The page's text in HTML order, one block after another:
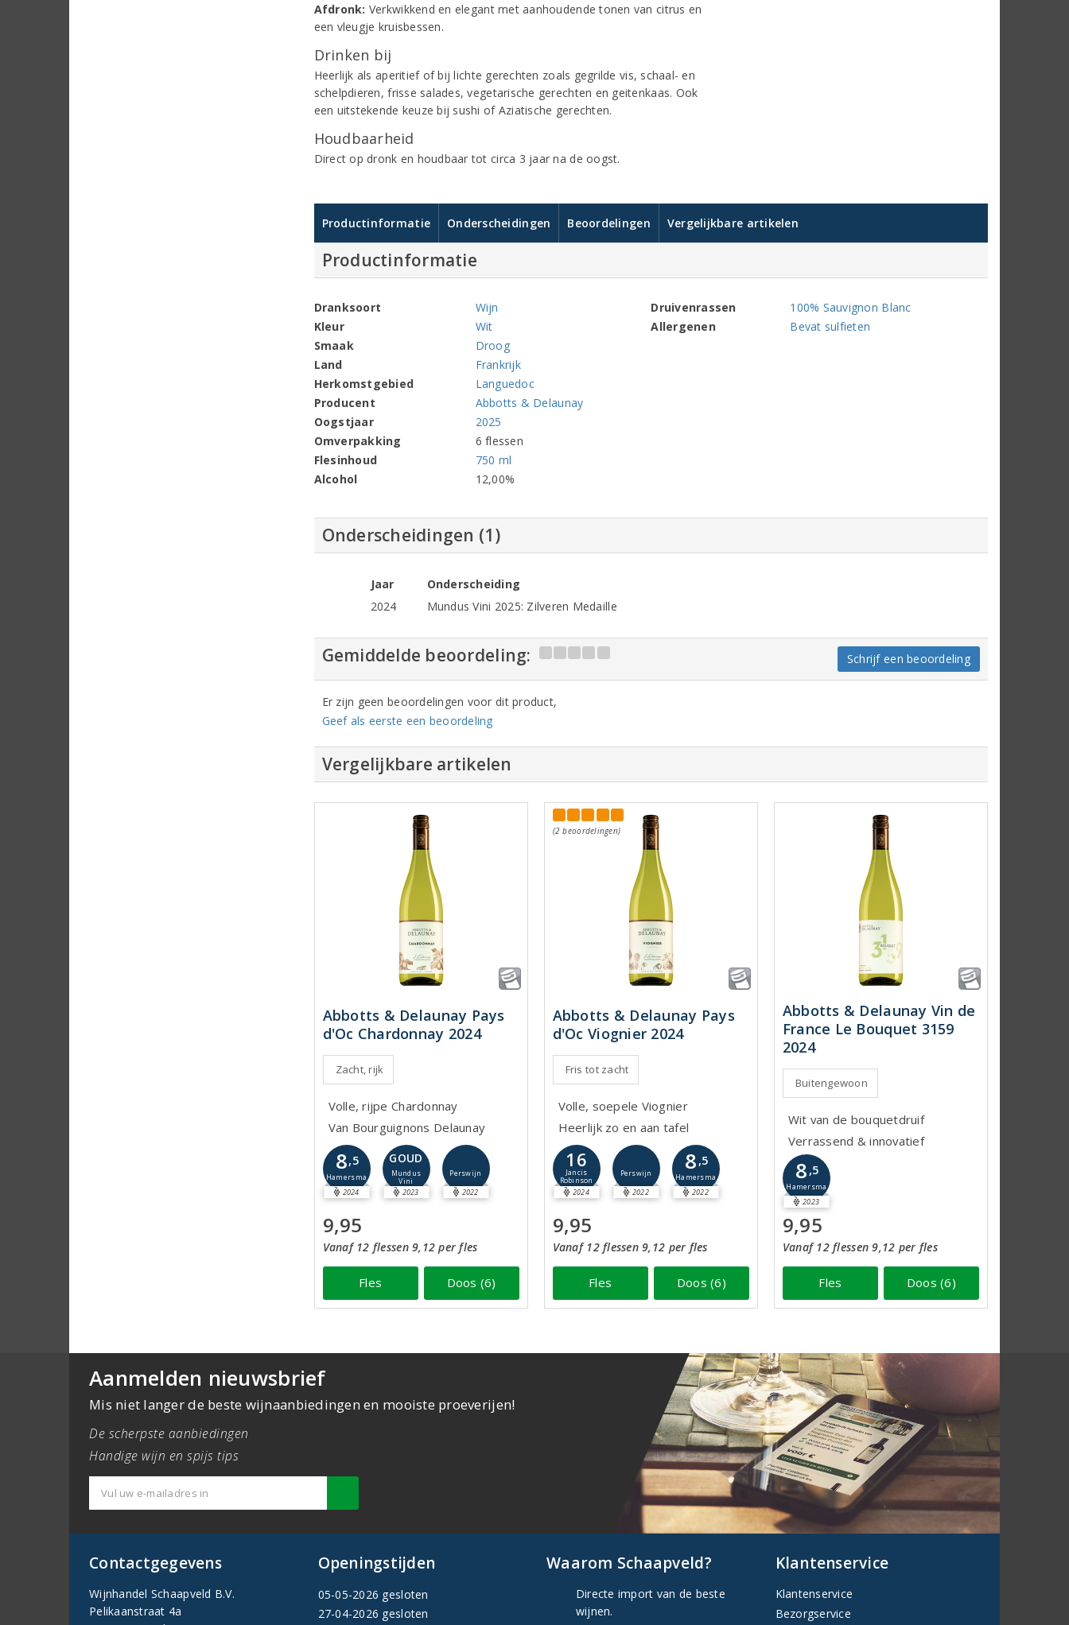
Afdronk: Verkwikkend en elegant met aanhoudende tonen van citrus en
een vleugje kruisbessen.
Drinken bij
Heerlijk als aperitief of bij lichte gerechten zoals gegrilde vis, schaal- en
schelpdieren, frisse salades, vegetarische gerechten en geitenkaas. Ook
een uitstekende keuze bij sushi of Aziatische gerechten.
Houdbaarheid
Direct op dronk en houdbaar tot circa 3 jaar na de oogst.
Productinformatie Onderscheidingen Beoordelingen Vergelijkbare artikelen
Productinformatie
Dranksoort
Wijn
Kleur
Wit
Smaak
Droog
Land
Frankrijk
Herkomstgebied
Languedoc
Producent
Abbotts & Delaunay
Oogstjaar
2025
Omverpakking
6 flessen
Flesinhoud
750 ml
Alcohol
12,00%
Druivenrassen
100% Sauvignon Blanc
Allergenen
Bevat sulfieten
Onderscheidingen (1)
Jaar
Onderscheiding
2024
Mundus Vini 2025: Zilveren Medaille
Gemiddelde beoordeling: Schrijf een beoordeling
Er zijn geen beoordelingen voor dit product,
Geef als eerste een beoordeling
Vergelijkbare artikelen
Abbotts & Delaunay Pays
d'Oc Chardonnay 2024
Zacht, rijk
Volle, rijpe Chardonnay
Van Bourguignons Delaunay
8,5
Hamersma
2024
GOUD
Mundus
Vini
2023
Perswijn
2022
9,95
Vanaf 12 flessen 9,12 per fles
Fles Doos (6)
(2 beoordelingen)
Abbotts & Delaunay Pays
d'Oc Viognier 2024
Fris tot zacht
Volle, soepele Viognier
Heerlijk zo en aan tafel
16
Jancis
Robinson
2024
Perswijn
2022
8 ,5
Hamersma
2022
9,95
Vanaf 12 flessen 9,12 per fles
Fles Doos (6)
Abbotts & Delaunay Vin de
France Le Bouquet 3159
2024
Buitengewoon
Wit van de bouquetdruif
Verrassend & innovatief
8 ,5
Hamersma
2023
9,95
Vanaf 12 flessen 9,12 per fles
Fles Doos (6)
Aanmelden nieuwsbrief
Mis niet langer de beste wijnaanbiedingen en mooiste proeverijen!
De scherpste aanbiedingen
Handige wijn en spijs tips
Contactgegevens
Wijnhandel Schaapveld B.V.
Pelikaanstraat 4a
Openingstijden
05-05-2026 gesloten
27-04-2026 gesloten
Waarom Schaapveld?
Directe import van de beste
wijnen.
Klantenservice
Klantenservice
Bezorgservice